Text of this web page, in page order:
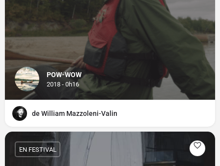
POW-WOW
2018 - 0h16
de William Mazzoleni-Valin
EN FESTIVAL